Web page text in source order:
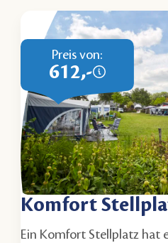
Preis von:
612,-
Komfort
Ein Komfort Stellplatz hat